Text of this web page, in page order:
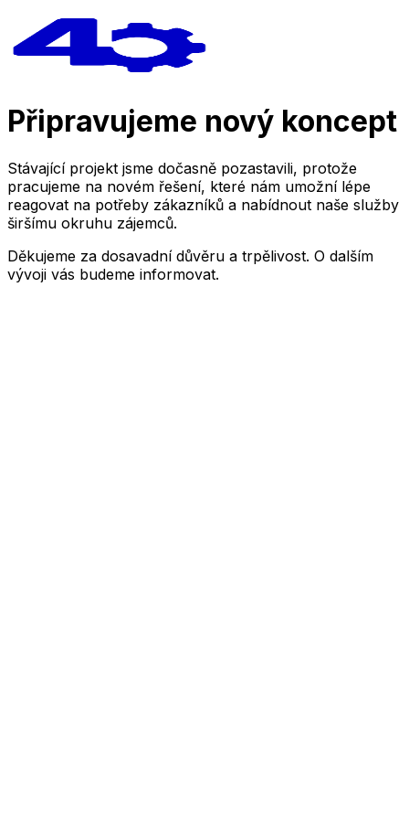
Připravujeme nový koncept
Stávající projekt jsme dočasně pozastavili, protože
pracujeme na novém řešení, které nám umožní lépe
reagovat na potřeby zákazníků a nabídnout naše služby
širšímu okruhu zájemců.
Děkujeme za dosavadní důvěru a trpělivost. O dalším
vývoji vás budeme informovat.